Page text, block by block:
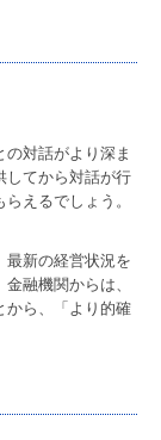
対話がより深ま
してから対話が行
えるでしょう。
最新の経営状況を
融機関からは、
から、「より的確